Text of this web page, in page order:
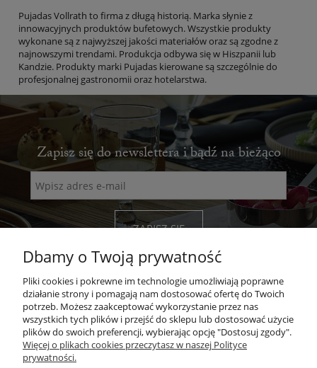
Pujadas Vollrath to firma z długą historią. Marka słynie z
innowacyjnych produktów bufetowych. Wszystkie produkty
wykonane są z najwyższej jakości materiałów oraz są zgodne z
najnowszymi trendami. Produkcja odbywa się w Hiszpanii lub
Kandzie. Produkty marki Pujadas kierowane są szczególnie do
profesjonalnej gastronomii oraz hotelarstwa.
Zapisz się do newslettera i bądź na bieżąco
ZAPISZ SIĘ
POMOC
Dbamy o Twoją prywatność
Pliki cookies i pokrewne im technologie umożliwiają poprawne
działanie strony i pomagają nam dostosować ofertę do Twoich
potrzeb. Możesz zaakceptować wykorzystanie przez nas
wszystkich tych plików i przejść do sklepu lub dostosować użycie
plików do swoich preferencji, wybierając opcję "Dostosuj zgody".
Więcej o plikach cookies przeczytasz w naszej Polityce
prywatności.